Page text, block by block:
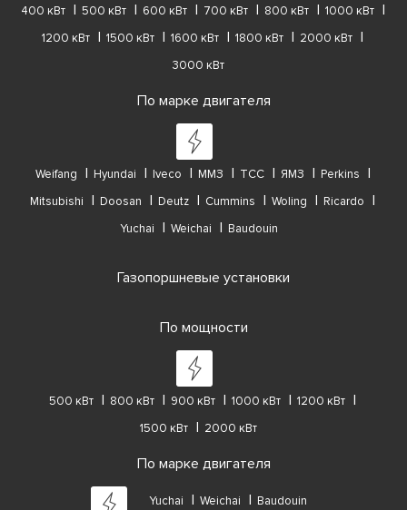
400 кВт
500 кВт 600 кВт 700 кВт 800 кВт
1000 кВт
1200 кВт
1500 кВт 1600 кВт 1800 кВт
2000 кВт
3000 кВт
По марке двигателя
Weifang Hyundai Iveco ММЗ ТСС ЯМЗ
Perkins
Mitsubishi
Doosan Deutz Cummins Woling
Ricardo
Yuchai
Weichai Baudouin
Газопоршневые установки
По мощности
500 кВт 800 кВт 900 кВт 1000 кВт
1200 кВт
1500 кВт
2000 кВт
По марке двигателя
Yuchai Weichai Baudouin